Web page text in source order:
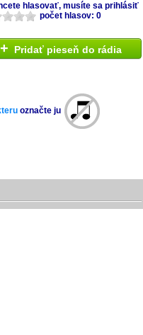
hlasovať, musíte sa prihlásiť
počet hlasov: 0
+ Pridať pieseň do rádia
označte ju